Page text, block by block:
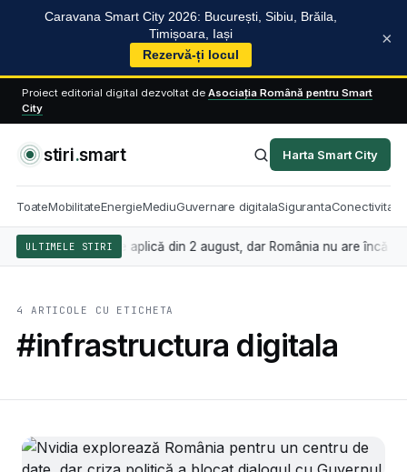
Caravana Smart City 2026: București, Sibiu, Brăila,
Timișoara, Iași
Rezervă-ți locul
×
Proiect editorial digital dezvoltat de Asociația Română pentru Smart
City
stiri.smart Harta Smart City
ToateMobilitateEnergieMediuGuvernare digitalaSigurantaConectivitate
ULTIMELE STIRI
artificială se aplică din 2 august, dar România nu are încă legea
4 ARTICOLE CU ETICHETA
#infrastructura digitala